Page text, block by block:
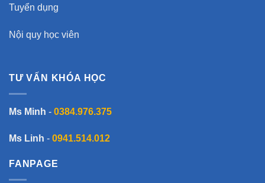
Tuyển dụng
Nội quy học viên
TƯ VẤN KHÓA HỌC
Ms Minh - 0384.976.375
Ms Linh - 0941.514.012
FANPAGE